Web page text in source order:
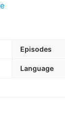
Episodes
Language